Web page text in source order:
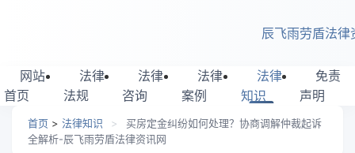
辰飞雨劳盾法律
网站
首页
法律
法规
法律
咨询
法律
案例
法律
知识
免责
声明
首页 > 法律知识 >
买房定金纠纷如何处理？协商调解仲裁起诉
全解析-辰飞雨劳盾法律资讯网